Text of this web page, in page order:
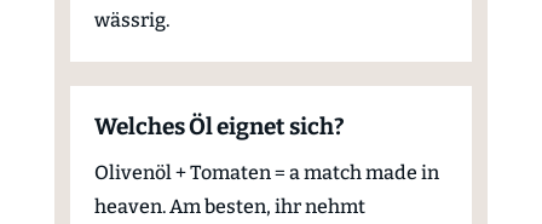
wässrig.
Welches Öl eignet sich?
Olivenöl + Tomaten = a match made in
heaven. Am besten, ihr nehmt